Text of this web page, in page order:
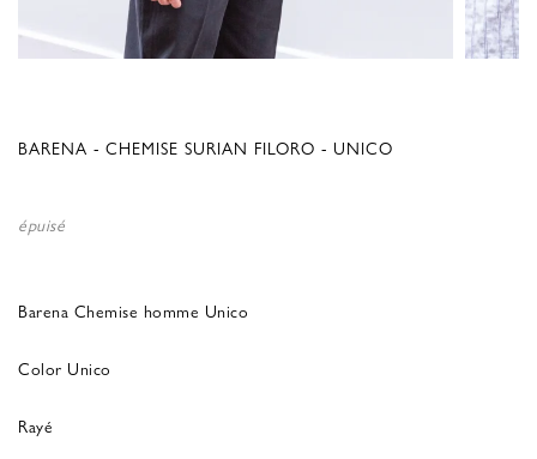
BARENA - CHEMISE SURIAN FILORO - UNICO
épuisé
Barena Chemise homme Unico
Color Unico
Rayé